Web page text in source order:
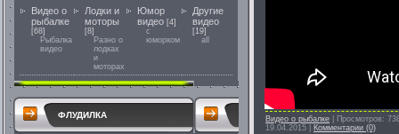
Видео о
рыбалке
[68]
Рыбалка
видео
Лодки и
моторы
[8]
Разно о
лодках
и
моторах
Юмор
видео [4]
с
юморком
Другие
видео
[19]
all
ФЛУДИЛКА Видео о рыбалке Просмотров:
19.04.2015
Комментарии (0)